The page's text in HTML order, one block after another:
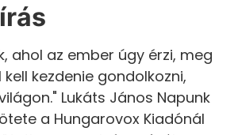
ahol az ember úgy érzi, meg
kell kezdenie gondolkozni,
Lukáts János Napunk
a Hungarovox Kiadónál